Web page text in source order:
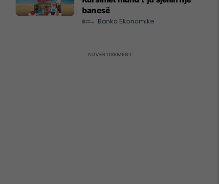
banesë
Banka Ekonomike